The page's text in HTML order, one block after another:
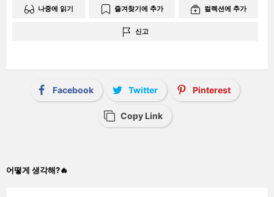
나중에 읽기 즐겨찾기에 추가 컬렉션에 추가
신고
Facebook Twitter Pinterest
Copy Link
어떻게 생각해?🔥